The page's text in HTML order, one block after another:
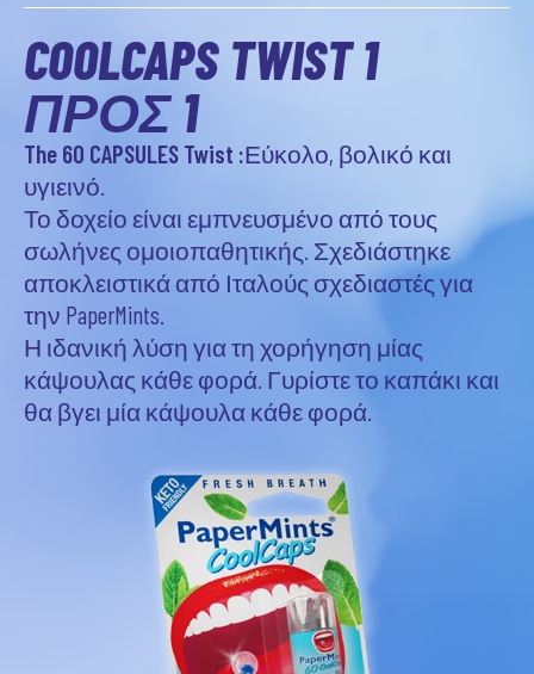
COOLCAPS TWIST 1
ΠΡΟΣ 1
The 60 CAPSULES Twist :Εύκολο, βολικό και
υγιεινό.
Το δοχείο είναι εμπνευσμένο από τους
σωλήνες ομοιοπαθητικής. Σχεδιάστηκε
αποκλειστικά από Ιταλούς σχεδιαστές για
την PaperMints.
Η ιδανική λύση για τη χορήγηση μίας
κάψουλας κάθε φορά. Γυρίστε το καπάκι και
θα βγει μία κάψουλα κάθε φορά.